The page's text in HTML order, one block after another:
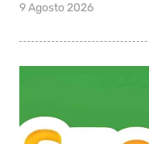
9 Agosto 2026